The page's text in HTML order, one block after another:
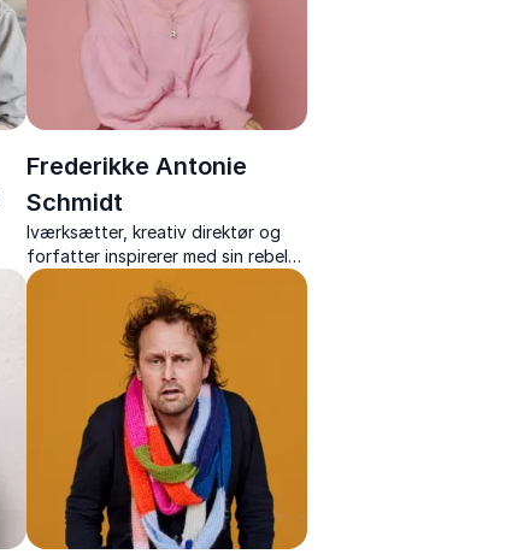
Frederikke Antonie
Schmidt
Iværksætter, kreativ direktør og
forfatter inspirerer med sin rebelsk
ærlighed, sit mod og sin rejse fra
idé til ikonisk skobrand.